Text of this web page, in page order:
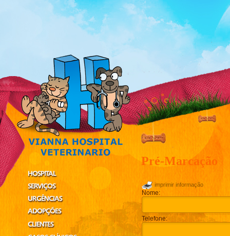
Pré-Marcação
imprimir informação
Nome:
Telefone: